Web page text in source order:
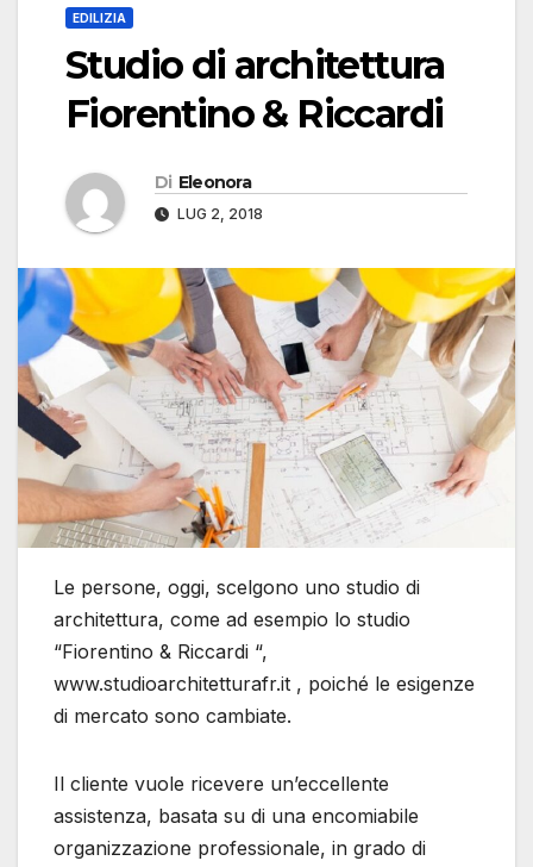
EDILIZIA
Studio di architettura
Fiorentino & Riccardi
Di Eleonora
LUG 2, 2018
Le persone, oggi, scelgono uno studio di
architettura, come ad esempio lo studio
“Fiorentino & Riccardi “,
www.studioarchitetturafr.it , poiché le esigenze
di mercato sono cambiate.
Il cliente vuole ricevere un’eccellente
assistenza, basata su di una encomiabile
organizzazione professionale, in grado di